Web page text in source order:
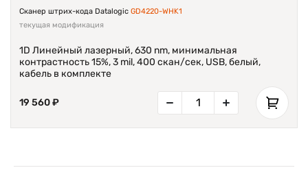
Сканер штрих-кода Datalogic GD4220-WHK1
текущая модификация
1D Линейный лазерный, 630 nm, минимальная
контрастность 15%, 3 mil, 400 скан/сек, USB, белый,
кабель в комплекте
19 560 ₽